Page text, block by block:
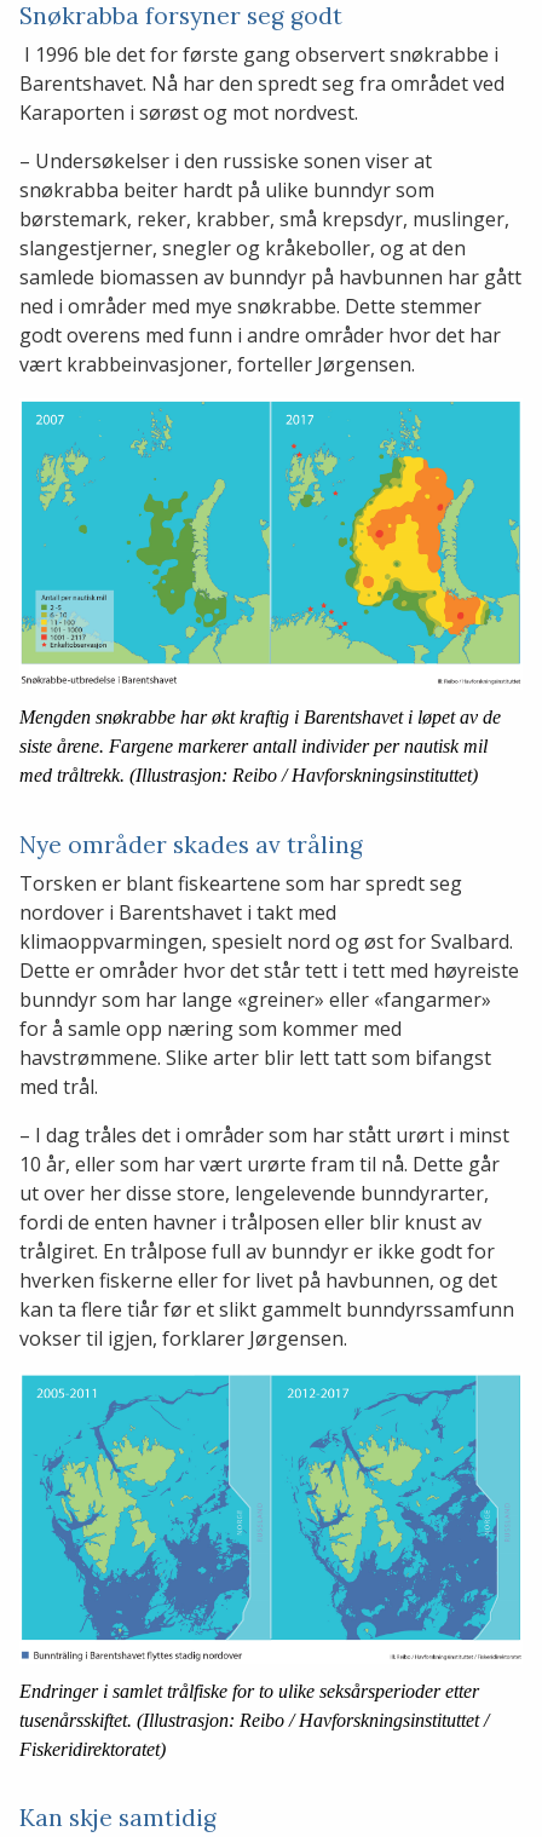
Snøkrabba forsyner seg godt
I 1996 ble det for første gang observert snøkrabbe i
Barentshavet. Nå har den spredt seg fra området ved
Karaporten i sørøst og mot nordvest.
– Undersøkelser i den russiske sonen viser at
snøkrabba beiter hardt på ulike bunndyr som
børstemark, reker, krabber, små krepsdyr, muslinger,
slangestjerner, snegler og kråkeboller, og at den
samlede biomassen av bunndyr på havbunnen har gått
ned i områder med mye snøkrabbe. Dette stemmer
godt overens med funn i andre områder hvor det har
vært krabbeinvasjoner, forteller Jørgensen.
Mengden snøkrabbe har økt kraftig i Barentshavet i løpet av de
siste årene. Fargene markerer antall individer per nautisk mil
med tråltrekk. (Illustrasjon: Reibo / Havforskningsinstituttet)
Nye områder skades av tråling
Torsken er blant fiskeartene som har spredt seg
nordover i Barentshavet i takt med
klimaoppvarmingen, spesielt nord og øst for Svalbard.
Dette er områder hvor det står tett i tett med høyreiste
bunndyr som har lange «greiner» eller «fangarmer»
for å samle opp næring som kommer med
havstrømmene. Slike arter blir lett tatt som bifangst
med trål.
– I dag tråles det i områder som har stått urørt i minst
10 år, eller som har vært urørte fram til nå. Dette går
ut over her disse store, lengelevende bunndyrarter,
fordi de enten havner i trålposen eller blir knust av
trålgiret. En trålpose full av bunndyr er ikke godt for
hverken fiskerne eller for livet på havbunnen, og det
kan ta flere tiår før et slikt gammelt bunndyrssamfunn
vokser til igjen, forklarer Jørgensen.
Endringer i samlet trålfiske for to ulike seksårsperioder etter
tusenårsskiftet. (Illustrasjon: Reibo / Havforskningsinstituttet /
Fiskeridirektoratet)
Kan skje samtidig